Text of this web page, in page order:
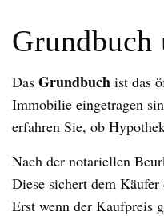
Grundbuch
Das Grundbuch ist das
Immobilie eingetragen
erfahren Sie, ob
Nach der notariellen
Diese sichert dem
Erst wenn der Kaufpreis